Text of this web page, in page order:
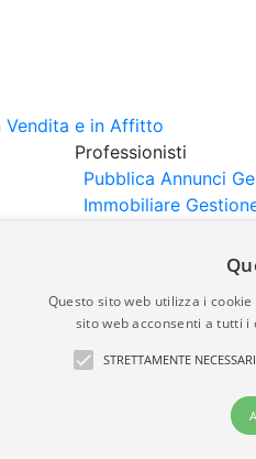
Professionisti
Pubblica Annunci
Immobiliare
su immobiliare-italia.it
della veridicità, della
Questo sito web utilizza i
sito web acconsenti a tutti
STRETTAMENTE NECESSARI